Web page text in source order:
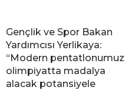
Gençlik ve Spor Bakan
Yardımcısı Yerlikaya:
“Modern pentatlonumuz
olimpiyatta madalya
alacak potansiyele